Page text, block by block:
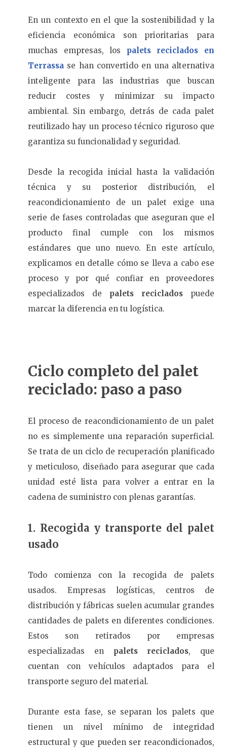
En un contexto en el que la sostenibilidad y la
eficiencia económica son prioritarias para
muchas empresas, los palets reciclados en
Terrassa se han convertido en una alternativa
inteligente para las industrias que buscan
reducir costes y minimizar su impacto
ambiental. Sin embargo, detrás de cada palet
reutilizado hay un proceso técnico riguroso que
garantiza su funcionalidad y seguridad.
Desde la recogida inicial hasta la validación
técnica y su posterior distribución, el
reacondicionamiento de un palet exige una
serie de fases controladas que aseguran que el
producto final cumple con los mismos
estándares que uno nuevo. En este artículo,
explicamos en detalle cómo se lleva a cabo ese
proceso y por qué confiar en proveedores
especializados de palets reciclados puede
marcar la diferencia en tu logística.
Ciclo completo del palet
reciclado: paso a paso
El proceso de reacondicionamiento de un palet
no es simplemente una reparación superficial.
Se trata de un ciclo de recuperación planificado
y meticuloso, diseñado para asegurar que cada
unidad esté lista para volver a entrar en la
cadena de suministro con plenas garantías.
1. Recogida y transporte del palet
usado
Todo comienza con la recogida de palets
usados. Empresas logísticas, centros de
distribución y fábricas suelen acumular grandes
cantidades de palets en diferentes condiciones.
Estos son retirados por empresas
especializadas en palets reciclados, que
cuentan con vehículos adaptados para el
transporte seguro del material.
Durante esta fase, se separan los palets que
tienen un nivel mínimo de integridad
estructural y que pueden ser reacondicionados,